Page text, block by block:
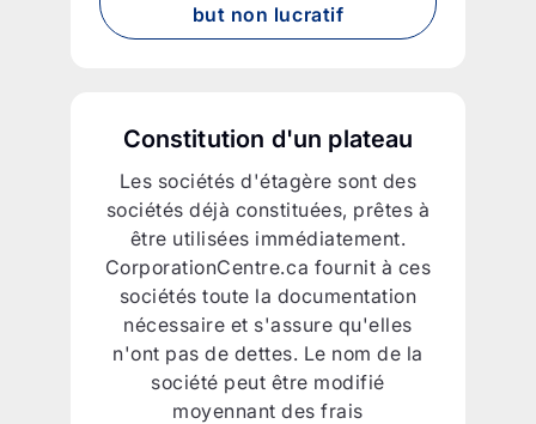
but non lucratif
Constitution d'un plateau
Les sociétés d'étagère sont des
sociétés déjà constituées, prêtes à
être utilisées immédiatement.
CorporationCentre.ca fournit à ces
sociétés toute la documentation
nécessaire et s'assure qu'elles
n'ont pas de dettes. Le nom de la
société peut être modifié
moyennant des frais